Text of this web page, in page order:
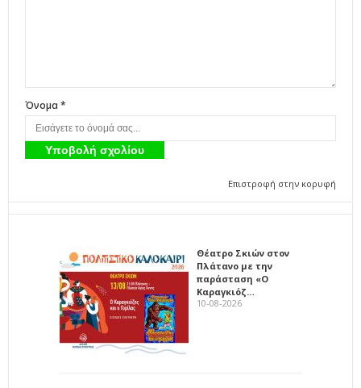
Όνομα *
Επιστροφή στην κορυφή
Θέατρο Σκιών στον
Πλάτανο με την
παράσταση «Ο
Καραγκιόζ…
10-08-2026